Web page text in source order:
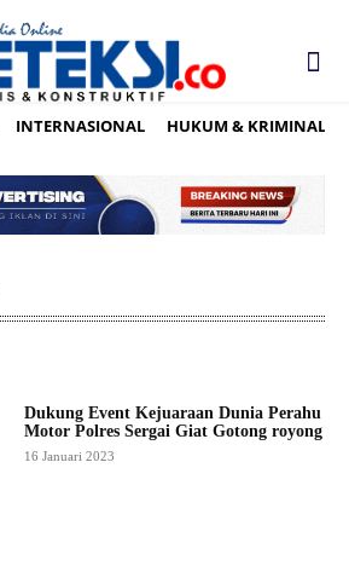
INTERNASIONAL HUKUM & KRIMINAL
Dukung Event Kejuaraan Dunia Perahu
Motor Polres Sergai Giat Gotong royong
16 Januari 2023